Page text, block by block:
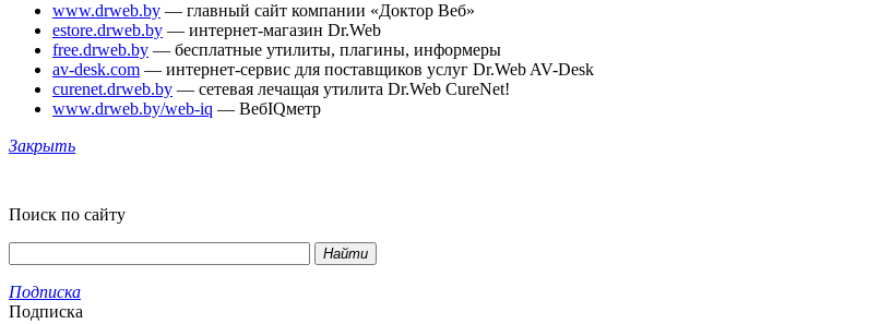
www.drweb.by — главный сайт компании «Доктор Веб»
estore.drweb.by — интернет-магазин Dr.Web
free.drweb.by — бесплатные утилиты, плагины, информеры
av-desk.com — интернет-сервис для поставщиков услуг Dr.Web AV-Desk
curenet.drweb.by — сетевая лечащая утилита Dr.Web CureNet!
www.drweb.by/web-iq — ВебIQметр
Закрыть
Поиск по сайту
Найти
Подписка
Подписка